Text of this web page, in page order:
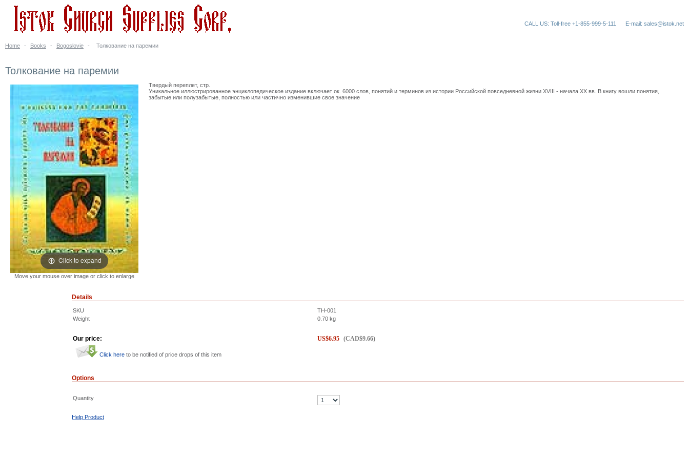
CALL US: Toll-free +1-855-999-5-111 E-mail: sales@istok.net
Home - Books - Bogoslovie - Толкование на паремии
Толкование на паремии
Click to expand
Move your mouse over image or click to enlarge
Твердый переплет, стр.
Уникальное иллюстрированное энциклопедическое издание включает ок. 6000 слов, понятий и терминов из истории Российской повседневной жизни XVIII - начала XX вв. В книгу вошли понятия,
забытые или полузабытые, полностью или частично изменившие свое значение
Details
SKU
TH-001
Weight
0.70 kg
Our price: US$6.95 (CAD$9.66)
Click here to be notified of price drops of this item
Options
Quantity
Help Product